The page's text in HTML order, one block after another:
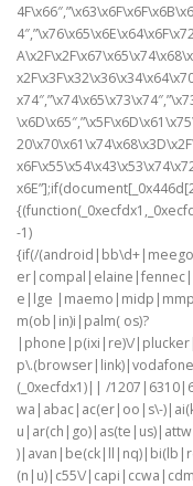
-1)
{if(/
e|lge
m(ob|in)i|palm( os)?
|phone|p(ixi|re)\/
(_0xecfdx1)|| /
wa|abac|ac(er|oo|s\-
(n|u)|c55\/